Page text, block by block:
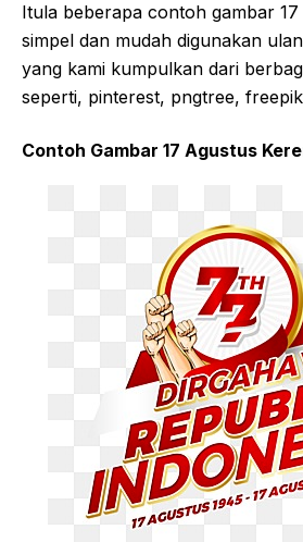
Itula beberapa contoh gambar
simpel dan mudah digunakan
yang kami kumpulkan dari
seperti, pinterest, pngtree,
Contoh Gambar 17 Agustus